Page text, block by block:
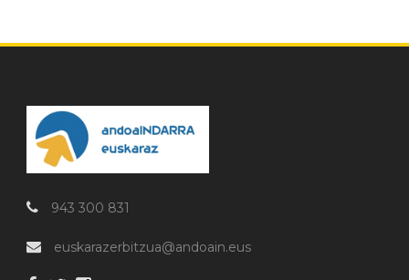
943 300 831
euskarazerbitzua@andoain.eus